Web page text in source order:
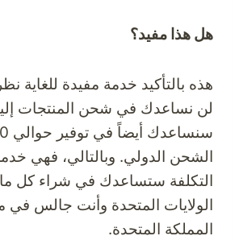
هل هذا مفيد؟
هذه بالتأكيد خدمة مفيدة للغاية
لن نساعدك في شحن المنتجات
الشحن الدولي. وبالتالي، فهي
التكلفة ستساعدك في شراء كل
الولايات المتحدة وأنت جالس في
المملكة المتحدة.